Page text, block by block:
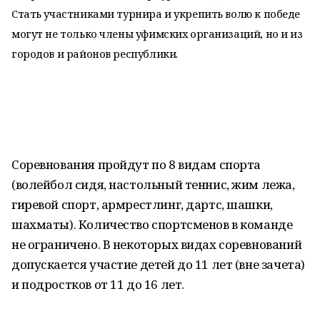
Стать участниками турнира и укрепить волю к победе
могут не только члены уфимских организаций, но и из
городов и районов республики.
Соревнования пройдут по 8 видам спорта
(волейбол сидя, настольный теннис, жим лежа,
гиревой спорт, армрестлинг, дартс, шашки,
шахматы). Количество спортсменов в команде
не ограничено. В некоторых видах соревнований
допускается участие детей до 11 лет (вне зачета)
и подростков от 11 до 16 лет.